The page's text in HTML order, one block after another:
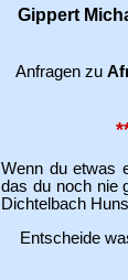
Gippert
Anfragen zu
Wenn du etwas
das du noch nie
Dichtelbach
Entscheide